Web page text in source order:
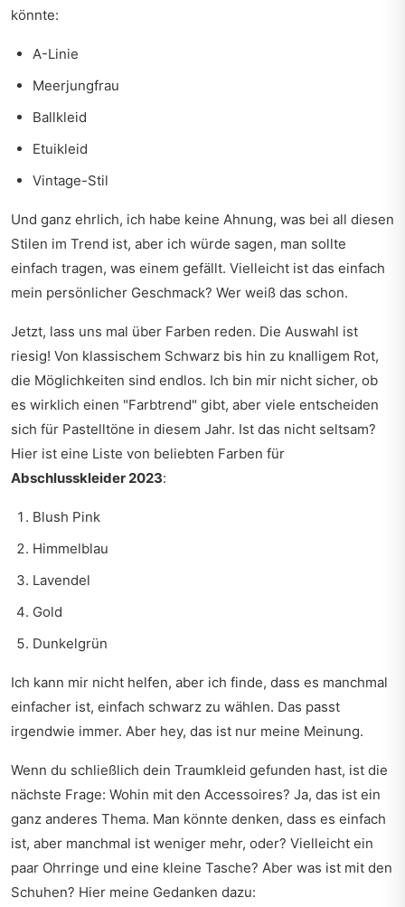
könnte:
A-Linie
Meerjungfrau
Ballkleid
Etuikleid
Vintage-Stil
Und ganz ehrlich, ich habe keine Ahnung, was bei all diesen
Stilen im Trend ist, aber ich würde sagen, man sollte
einfach tragen, was einem gefällt. Vielleicht ist das einfach
mein persönlicher Geschmack? Wer weiß das schon.
Jetzt, lass uns mal über Farben reden. Die Auswahl ist
riesig! Von klassischem Schwarz bis hin zu knalligem Rot,
die Möglichkeiten sind endlos. Ich bin mir nicht sicher, ob
es wirklich einen "Farbtrend" gibt, aber viele entscheiden
sich für Pastelltöne in diesem Jahr. Ist das nicht seltsam?
Hier ist eine Liste von beliebten Farben für
Abschlusskleider 2023:
Blush Pink
Himmelblau
Lavendel
Gold
Dunkelgrün
Ich kann mir nicht helfen, aber ich finde, dass es manchmal
einfacher ist, einfach schwarz zu wählen. Das passt
irgendwie immer. Aber hey, das ist nur meine Meinung.
Wenn du schließlich dein Traumkleid gefunden hast, ist die
nächste Frage: Wohin mit den Accessoires? Ja, das ist ein
ganz anderes Thema. Man könnte denken, dass es einfach
ist, aber manchmal ist weniger mehr, oder? Vielleicht ein
paar Ohrringe und eine kleine Tasche? Aber was ist mit den
Schuhen? Hier meine Gedanken dazu: